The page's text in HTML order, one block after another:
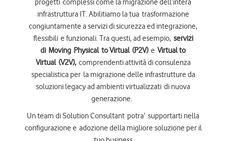
progetti complessi come la migrazione dell’intera
infrastruttura IT. Abilitiamo la tua trasformazione
congiuntamente a servizi di sicurezza ed integrazione,
flessibili e funzionali. Tra questi, ad esempio, servizi
di Moving Physical to Virtual (P2V) e Virtual to
Virtual (V2V),comprendenti attività di consulenza
specialistica per la migrazione delle infrastrutture da
soluzioni legacy ad ambienti virtualizzati di nuova
generazione. ​
Un team di Solution Consultant potra’ supportarti nella
configurazione e adozione della migliore soluzione per il